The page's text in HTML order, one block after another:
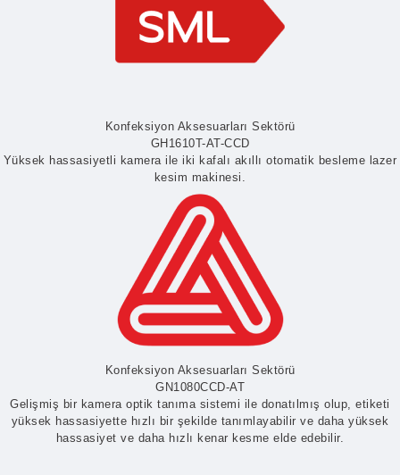
Konfeksiyon Aksesuarları Sektörü
GH1610T-AT-CCD
Yüksek hassasiyetli kamera ile iki kafalı akıllı otomatik besleme lazer
kesim makinesi.
Konfeksiyon Aksesuarları Sektörü
GN1080CCD-AT
Gelişmiş bir kamera optik tanıma sistemi ile donatılmış olup, etiketi
yüksek hassasiyette hızlı bir şekilde tanımlayabilir ve daha yüksek
hassasiyet ve daha hızlı kenar kesme elde edebilir.